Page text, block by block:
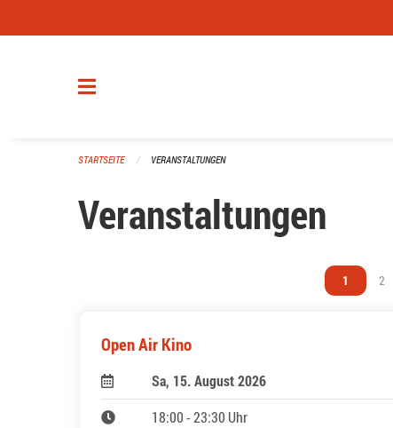
STARTSEITE VERANSTALTUNGEN
Veranstaltungen
Vous êtes
1 2
Open Air Kino
Sa, 15. August 2026
18:00 - 23:30 Uhr